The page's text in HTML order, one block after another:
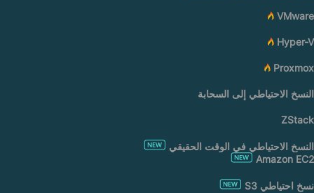
VMware
Hyper-V
Proxmox
النسخ الاحتياطي إلى السحابة
ZStack
النسخ الاحتياطي في الوقت الحقيقي
Amazon EC2
نسخ احتياطي S3